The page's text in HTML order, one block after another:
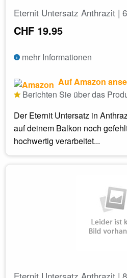
Eternit Untersatz Anthrazit |
CHF 19.95
mehr Informationen
Auf Amazon
Berichten Sie über das
Der Eternit Untersatz in
auf deinem Balkon noch
hochwertig verarbeitet...